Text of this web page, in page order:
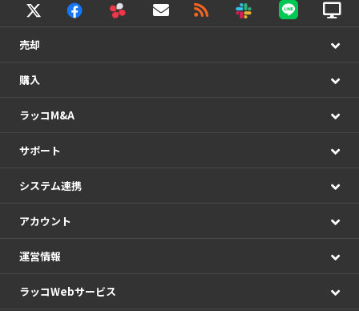
売却
購入
ラッコM&A
サポート
システム連携
アカウント
運営情報
ラッコWebサービス